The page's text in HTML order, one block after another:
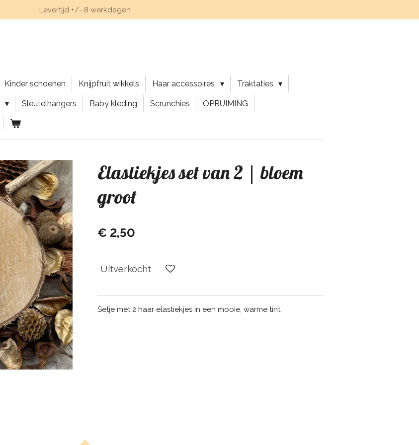
Levertijd +/- 8 werkdagen
Kinder schoenen Knijpfruit wikkels Haar accessoires Traktaties
Sleutelhangers Baby kleding Scrunchies OPRUIMING
Elastiekjes set van 2 | bloem
groot
€ 2,50
Uitverkocht
Setje met 2 haar elastiekjes in een mooie, warme tint.